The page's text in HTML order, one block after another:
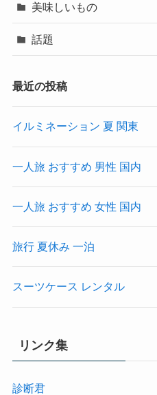
美味しいもの
話題
最近の投稿
イルミネーション 夏 関東
一人旅 おすすめ 男性 国内
一人旅 おすすめ 女性 国内
旅行 夏休み 一泊
スーツケース レンタル
リンク集
診断君